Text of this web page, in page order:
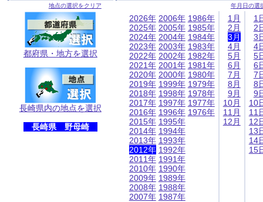
地点の選択をクリア
都府県・地方を選択
長崎県内の地点を選択
長崎県 野母崎
年月日の選
2026年
2025年
2024年
2023年
2022年
2021年
2020年
2019年
2018年
2017年
2016年
2015年
2014年
2013年
2012年
2011年
2010年
2009年
2008年
2007年
2006年
2005年
2004年
2003年
2002年
2001年
2000年
1999年
1998年
1997年
1996年
1995年
1994年
1993年
1992年
1991年
1990年
1989年
1988年
1987年
1986年
1985年
1984年
1983年
1982年
1981年
1980年
1979年
1978年
1977年
1976年
1月
2月
3月
4月
5月
6月
7月
8月
9月
10月
11月
12月
1
2
3
4
5
6
7
8
9
10
11
12
13
14
15